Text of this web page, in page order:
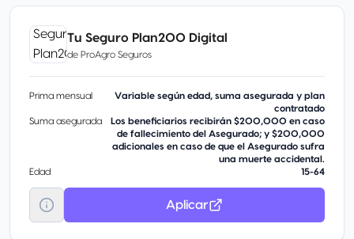
Tu Seguro Plan200 Digital
de ProAgro Seguros
Prima mensual
Variable según edad, suma asegurada y plan
contratado
Suma asegurada
Los beneficiarios recibirán $200,000 en caso
de fallecimiento del Asegurado; y $200,000
adicionales en caso de que el Asegurado sufra
una muerte accidental.
Edad
15-64
Aplicar